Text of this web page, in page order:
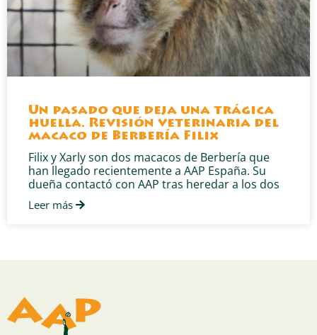
Un pasado que deja una trágica
huella. Revisión veterinaria del
macaco de Berbería Filix
Filix y Xarly son dos macacos de Berbería que
han llegado recientemente a AAP España. Su
dueña contactó con AAP tras heredar a los dos
Leer más